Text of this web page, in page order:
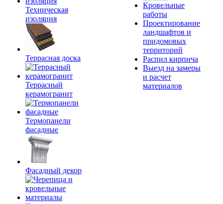
Техническая
изоляция
Террасная доска
Террасный
керамогранит
Термопанели
фасадные
Фасадный декор
Кровельные
работы
Проектирование
ландшафтов и
придомовых
территорий
Распил кирпича
Выезд на замеры
и расчет
материалов